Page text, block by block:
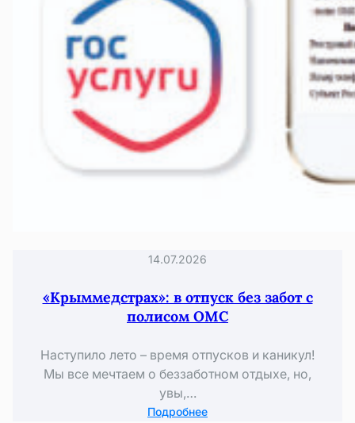
14.07.2026
«Крыммедстрах»: в отпуск без забот с
полисом ОМС
Наступило лето – время отпусков и каникул!
Мы все мечтаем о беззаботном отдыхе, но,
увы,…
Подробнее: